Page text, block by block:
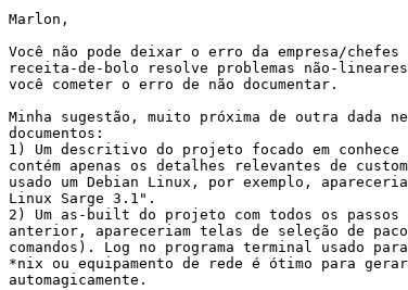
Marlon,
Você não pode deixar o erro da empresa/chefes
receita-de-bolo resolve problemas não-
você cometer o erro de não documentar.
Minha sugestão, muito próxima de outra dada
documentos:
1) Um descritivo do projeto focado em conhece
contém apenas os detalhes relevantes de
usado um Debian Linux, por exemplo,
Linux Sarge 3.1".
2) Um as-built do projeto com todos os passos
anterior, apareceriam telas de seleção de
comandos). Log no programa terminal usado
*nix ou equipamento de rede é ótimo para
automagicamente.